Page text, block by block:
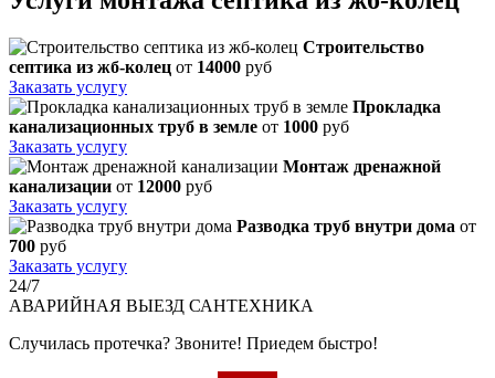
Строительство
септика из жб-колец от 14000 руб
Заказать услугу
Прокладка
канализационных труб в земле от 1000 руб
Заказать услугу
Монтаж дренажной
канализации от 12000 руб
Заказать услугу
Разводка труб внутри дома от
700 руб
Заказать услугу
24/7
АВАРИЙНАЯ ВЫЕЗД САНТЕХНИКА
Случилась протечка? Звоните! Приедем быстро!